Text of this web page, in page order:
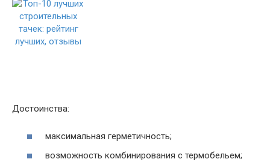
Достоинства:
максимальная герметичность;
возможность комбинирования с термобельем;